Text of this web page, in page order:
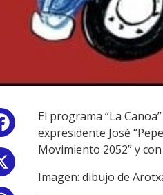
Facebook
El programa “La
expresidente José
Movimiento 2052” y
Imagen: dibujo de